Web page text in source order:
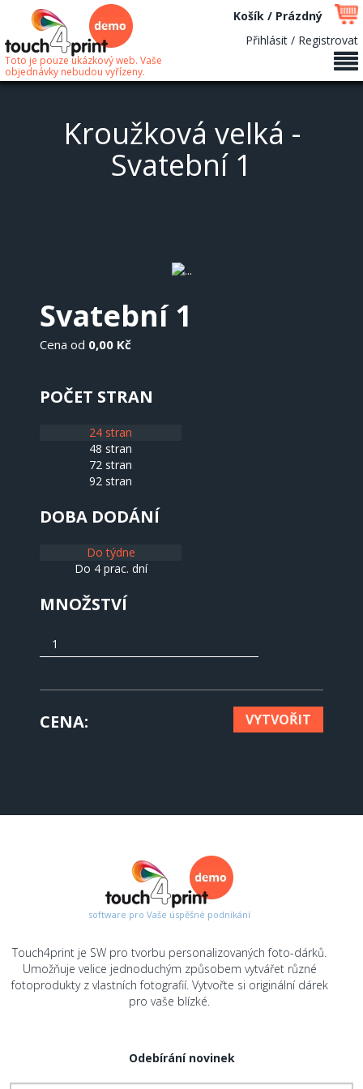
Toto je pouze ukázkový web. Vaše
objednávky nebudou vyřízeny.
Košík / Prázdný
Přihlásit / Registrovat
Kroužková velká -
Svatební 1
Svatební 1
Cena od 0,00 Kč
POČET STRAN
24 stran
48 stran
72 stran
92 stran
DOBA DODÁNÍ
Do týdne
Do 4 prac. dní
MNOŽSTVÍ
CENA VYTVOŘIT
software pro Vaše úspěšné podnikání
Touch4print je SW pro tvorbu personalizovaných foto-dárků.
Umožňuje velice jednoduchým způsobem vytvářet různé
fotoprodukty z vlastních fotografií. Vytvořte si originální dárek
pro vaše blízké.
Odebírání novinek